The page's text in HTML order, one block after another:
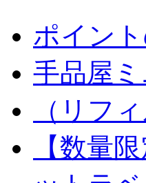
ポイン
手品屋
（リフ
【数量